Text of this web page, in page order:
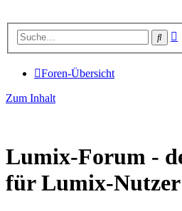
Suche
Foren-Übersicht
Zum Inhalt
Lumix-Forum -
für Lumix-Nutzer